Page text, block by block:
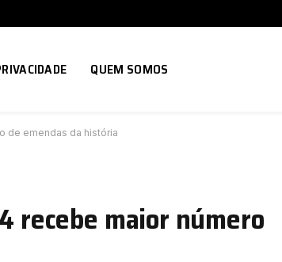
QUEM SOMOS
de emendas da história
recebe maior número